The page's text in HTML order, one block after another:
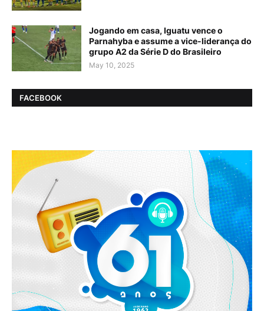
Jogando em casa, Iguatu vence o
Parnahyba e assume a vice-liderança do
grupo A2 da Série D do Brasileiro
May 10, 2025
FACEBOOK